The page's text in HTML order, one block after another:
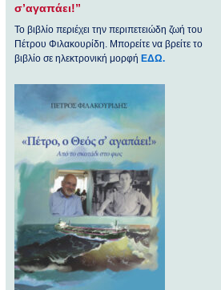
σ’αγαπάει!”
Το βιβλίο περιέχει την περιπετειώδη ζωή του
Πέτρου Φιλακουρίδη. Μπορείτε να βρείτε το
βιβλίο σε ηλεκτρονική μορφήΕΔΩ.